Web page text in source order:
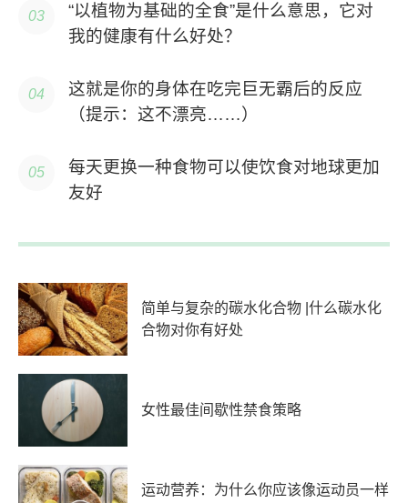
“以植物为基础的全食”是什么意思，它对
我的​​健康有什么好处？
这就是你的身体在吃完巨无霸后的反应
（提示：这不漂亮……）
每天更换一种食物可以使饮食对地球更加
友好
简单与复杂的碳水化合物 |什么碳水化
合物对你有好处
女性最佳间歇性禁食策略
运动营养：为什么你应该像运动员一样